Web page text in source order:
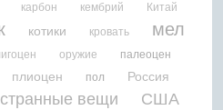
карбон кембрий Китай
котики кровать мел
оружие палеоцен
плиоцен пол Россия
странные вещи
США